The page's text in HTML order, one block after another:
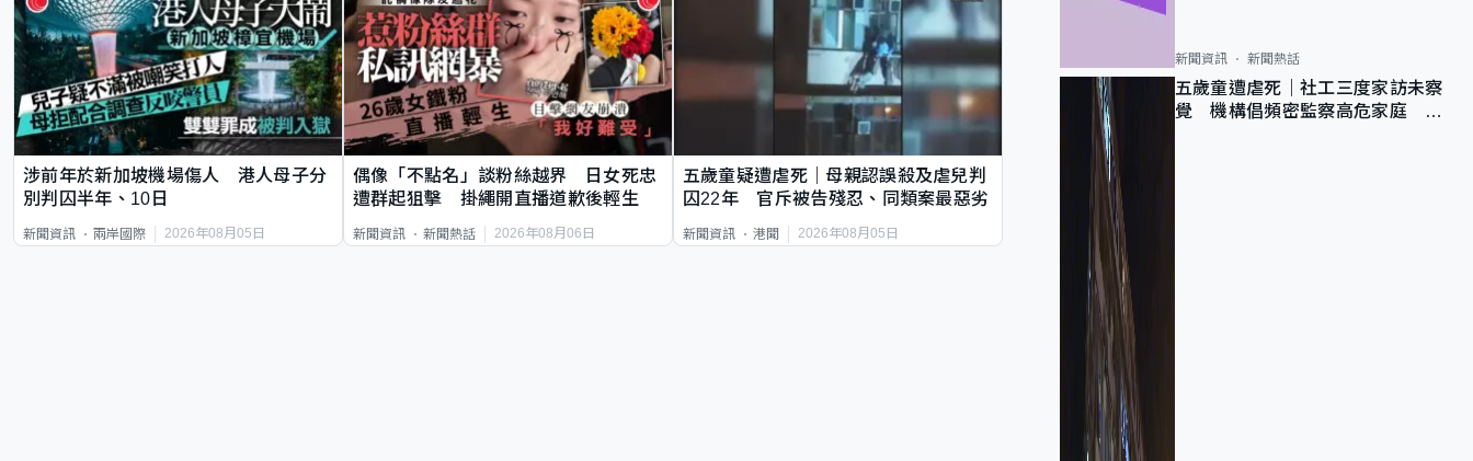
涉前年於新加坡機場傷人 港人母子分
別判囚半年、10日
新聞資訊 兩岸國際 2026年08月05日
偶像「不點名」談粉絲越界 日女死忠
遭群起狙擊 掛繩開直播道歉後輕生
新聞資訊 新聞熱話 2026年08月06日
五歲童疑遭虐死｜母親認誤殺及虐兒判
囚22年 官斥被告殘忍、同類案最惡劣
新聞資訊 港聞 2026年08月05日
新聞資訊 新聞熱話
五歲童遭虐死｜社工三度家訪未察
覺 機構倡頻密監察高危家庭 管